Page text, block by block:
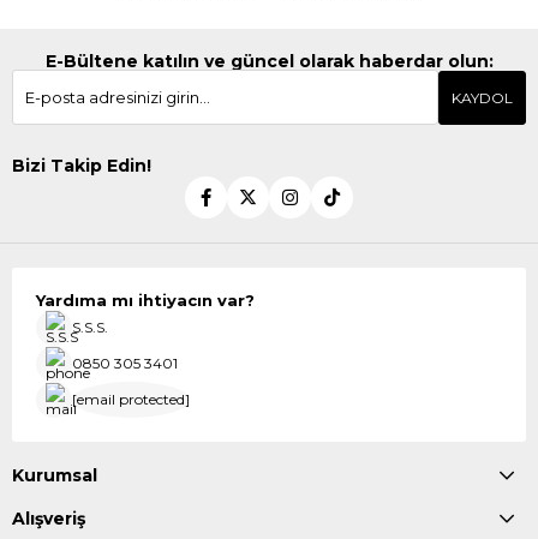
E-Bültene katılın ve güncel olarak haberdar olun:
KAYDOL
Bizi Takip Edin!
Yardıma mı ihtiyacın var?
S.S.S.
0850 305 3401
[email protected]
Kurumsal
Alışveriş